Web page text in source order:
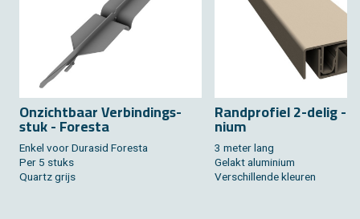
On­zicht­baar Ver­bin­dings­
stuk - Fo­res­ta
Enkel voor Du­ra­s­id Fo­res­ta
Per 5 stuks
Quar­tz grijs
Rand­pro­fiel 2-delig -
ni­um
3 meter lang
Ge­lakt alu­mi­ni­um
Ver­schil­len­de kleu­ren